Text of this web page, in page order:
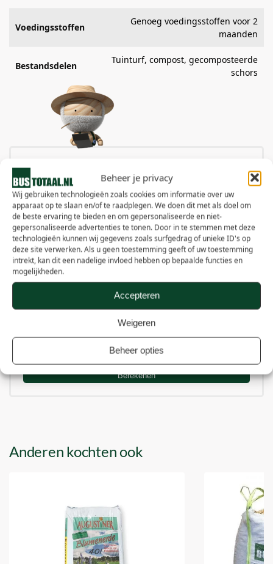
Beheer je privacy
Wij gebruiken technologieën zoals cookies om informatie over uw
apparaat op te slaan en/of te raadplegen. We doen dit met als doel om
de beste ervaring te bieden en om gepersonaliseerde en niet-
gepersonaliseerde advertenties te tonen. Door in te stemmen met deze
technologieën kunnen wij gegevens zoals surfgedrag of unieke ID's op
deze site verwerken. Als u geen toestemming geeft of uw toestemming
intrekt, kan dit een nadelige invloed hebben op bepaalde functies en
mogelijkheden.
Accepteren
Weigeren
Beheer opties
Anderen kochten ook
Hoeveel heb ik nodig?
Product:
Lengte:
Breedte:
Berekenen
Voedingsstoffen
Genoeg voedingsstoffen voor 2
maanden
Bestandsdelen
Tuinturf, compost, gecomposteerde
schors